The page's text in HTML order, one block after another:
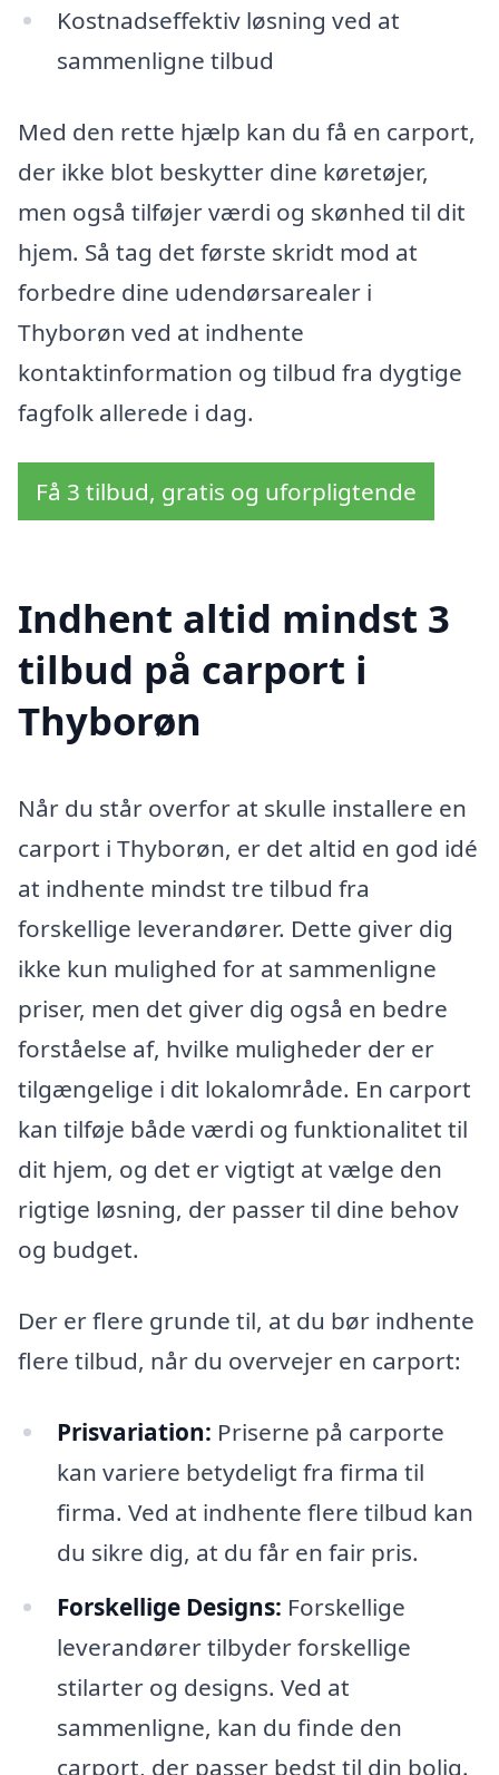
Kostnadseffektiv løsning ved at
sammenligne tilbud
Med den rette hjælp kan du få en carport,
der ikke blot beskytter dine køretøjer,
men også tilføjer værdi og skønhed til dit
hjem. Så tag det første skridt mod at
forbedre dine udendørsarealer i
Thyborøn ved at indhente
kontaktinformation og tilbud fra dygtige
fagfolk allerede i dag.
Få 3 tilbud, gratis og uforpligtende
Indhent altid mindst 3
tilbud på carport i
Thyborøn
Når du står overfor at skulle installere en
carport i Thyborøn, er det altid en god idé
at indhente mindst tre tilbud fra
forskellige leverandører. Dette giver dig
ikke kun mulighed for at sammenligne
priser, men det giver dig også en bedre
forståelse af, hvilke muligheder der er
tilgængelige i dit lokalområde. En carport
kan tilføje både værdi og funktionalitet til
dit hjem, og det er vigtigt at vælge den
rigtige løsning, der passer til dine behov
og budget.
Der er flere grunde til, at du bør indhente
flere tilbud, når du overvejer en carport:
Prisvariation: Priserne på carporte
kan variere betydeligt fra firma til
firma. Ved at indhente flere tilbud kan
du sikre dig, at du får en fair pris.
Forskellige Designs: Forskellige
leverandører tilbyder forskellige
stilarter og designs. Ved at
sammenligne, kan du finde den
carport, der passer bedst til din bolig.